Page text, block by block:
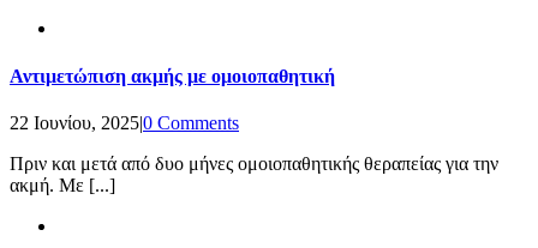
Αντιμετώπιση ακμής με ομοιοπαθητική
22 Ιουνίου, 2025|0 Comments
Πριν και μετά από δυο μήνες ομοιοπαθητικής θεραπείας για την
ακμή. Με [...]